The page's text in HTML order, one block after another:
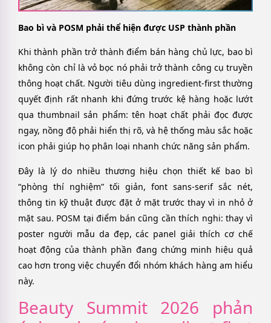
Bao bì và POSM phải thể hiện được USP thành phần
Khi thành phần trở thành điểm bán hàng chủ lực, bao bì
không còn chỉ là vỏ bọc nó phải trở thành công cụ truyền
thông hoạt chất. Người tiêu dùng ingredient-first thường
quyết định rất nhanh khi đứng trước kệ hàng hoặc lướt
qua thumbnail sản phẩm: tên hoạt chất phải đọc được
ngay, nồng độ phải hiển thị rõ, và hệ thống màu sắc hoặc
icon phải giúp họ phân loại nhanh chức năng sản phẩm.
Đây là lý do nhiều thương hiệu chọn thiết kế bao bì
“phòng thí nghiệm” tối giản, font sans-serif sắc nét,
thông tin kỹ thuật được đặt ở mặt trước thay vì in nhỏ ở
mặt sau. POSM tại điểm bán cũng cần thích nghi: thay vì
poster người mẫu da đẹp, các panel giải thích cơ chế
hoạt động của thành phần đang chứng minh hiệu quả
cao hơn trong việc chuyển đổi nhóm khách hàng am hiểu
này.
Beauty Summit 2026 phản